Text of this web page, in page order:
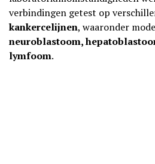
verbindingen getest op
kankercelijnen, waaronder
neuroblastoom,
lymfoom.